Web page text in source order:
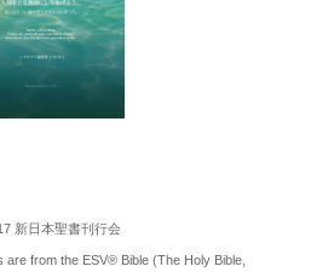
新日本聖書刊行会
from the ESV® Bible (The Holy Bible,